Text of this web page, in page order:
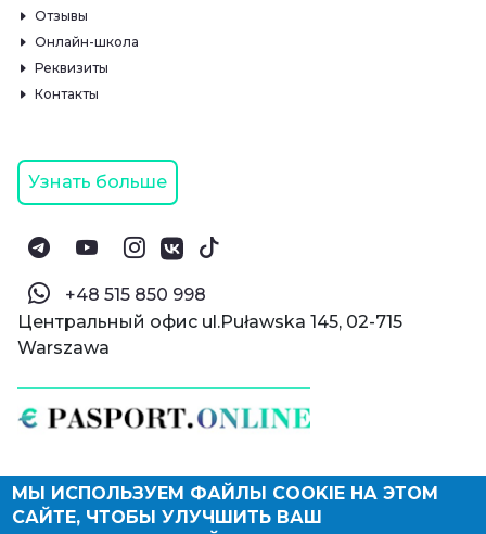
© Паспорт Онлайн 2019—2026
Политика конфиденциальности
Отзывы
Онлайн-школа
Реквизиты
Контакты
Узнать больше
‪+48 515 850 998‬
Центральный офис ul.Puławska 145, 02-715
Warszawa
МЫ ИСПОЛЬЗУЕМ ФАЙЛЫ COOKIE НА ЭТОМ
САЙТЕ, ЧТОБЫ УЛУЧШИТЬ ВАШ